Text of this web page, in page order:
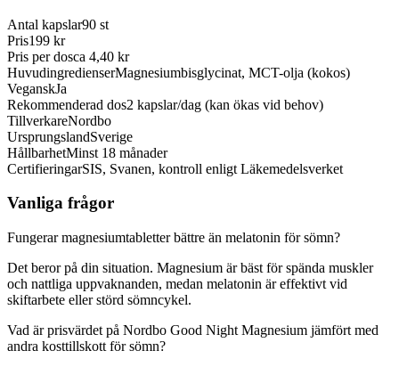
Antal kapslar90 st
Pris199 kr
Pris per dosca 4,40 kr
HuvudingredienserMagnesiumbisglycinat, MCT-olja (kokos)
VeganskJa
Rekommenderad dos2 kapslar/dag (kan ökas vid behov)
TillverkareNordbo
UrsprungslandSverige
HållbarhetMinst 18 månader
CertifieringarSIS, Svanen, kontroll enligt Läkemedelsverket
Vanliga frågor
Fungerar magnesiumtabletter bättre än melatonin för sömn?
Det beror på din situation. Magnesium är bäst för spända muskler
och nattliga uppvaknanden, medan melatonin är effektivt vid
skiftarbete eller störd sömncykel.
Vad är prisvärdet på Nordbo Good Night Magnesium jämfört med
andra kosttillskott för sömn?